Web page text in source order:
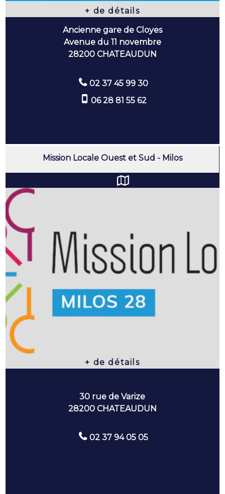
Ancienne gare de Cloyes
Avenue du 11 novembre
28200 CHATEAUDUN
02 37 45 99 30
06 28 81 55 62
Mission Locale Ouest et Sud - Milos
30 rue de Varize
28200 CHATEAUDUN
02 37 94 05 05